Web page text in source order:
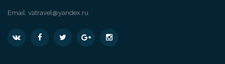
Email: vatravel@yandex.ru